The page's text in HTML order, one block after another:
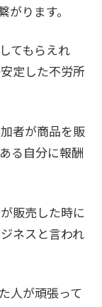
ります。
てもらえれ
定した不労所
者が商品を販
る自分に報酬
販売した時に
ネスと言われ
人が頑張って